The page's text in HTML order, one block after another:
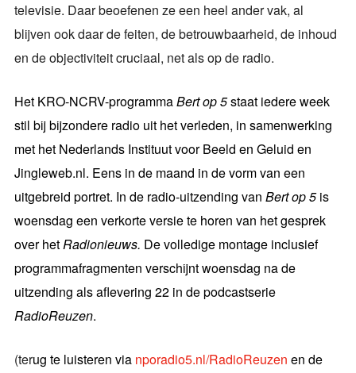
televisie. Daar beoefenen ze een heel ander vak, al
blijven ook daar de feiten, de betrouwbaarheid, de inhoud
en de objectiviteit cruciaal, net als op de radio.
Het KRO-NCRV-programmaBert op 5staat iedere week
stil bij bijzondere radio uit het verleden, in samenwerking
met het Nederlands Instituut voor Beeld en Geluid en
Jingleweb.nl. Eens in de maand in de vorm van een
uitgebreid portret. In de radio-uitzending van Bert op 5is
woensdag een verkorte versie te horen van het gesprek
over hetRadionieuws. De volledige montage inclusief
programmafragmenten verschijnt woensdag na de
uitzending als aflevering 22 in de podcastserie
RadioReuzen.
(terug te luisteren via nporadio5.nl/RadioReuzen en de